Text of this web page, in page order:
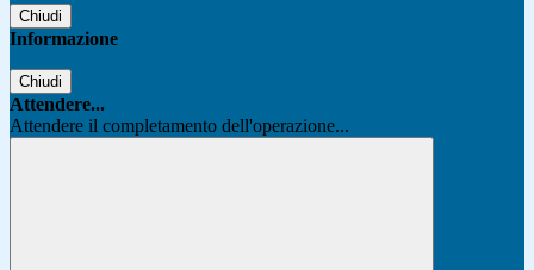
Chiudi
Informazione
Chiudi
Attendere...
Attendere il completamento dell'operazione...